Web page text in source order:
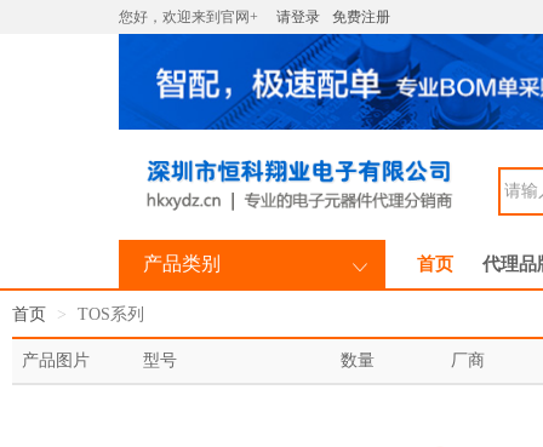
您好，欢迎来到官网+ 请登录 免费注册
产品类别 首页 代理品
首页 TOS系列
产品图片 型号 数量 厂商